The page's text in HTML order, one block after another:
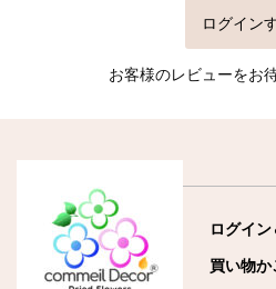
ログイン
お客様のレビューをお
ログイ
買い物か